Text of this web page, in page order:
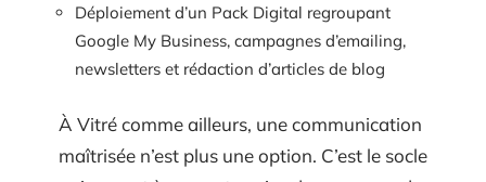
Déploiement d’un Pack Digital regroupant
Google My Business, campagnes d’emailing,
newsletters et rédaction d’articles de blog
À Vitré comme ailleurs, une communication
maîtrisée n’est plus une option. C’est le socle